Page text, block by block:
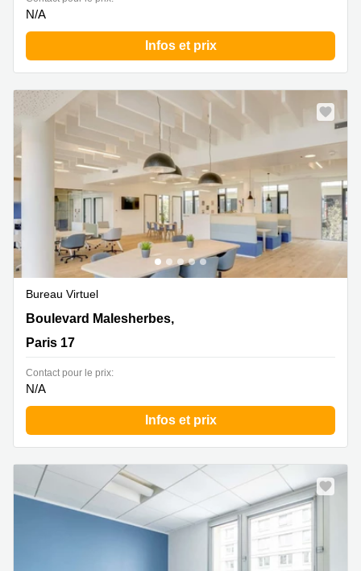
N/A
Infos et prix
Bureau Virtuel
163 Boulevard Malesherbes,163 Boulevard
Malesherbes, Paris 17
Boulevard Malesherbes,
Paris 17
Contact pour le prix:
N/A
Infos et prix